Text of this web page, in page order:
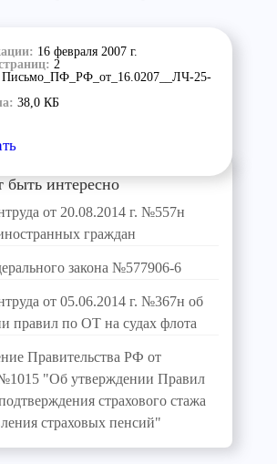
16 февраля 2007 г.
2
Письмо_ПФ_РФ_от_16.0207__ЛЧ-25-
38,0 КБ
интересно
от 20.08.2014 г. №557н
граждан
закона №577906-6
от 05.06.2014 г. №367н об
правил по ОТ на судах флота
Правительства РФ от
"Об утверждении Правил
страхового стажа
страховых пенсий"